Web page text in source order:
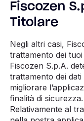
Fiscozen
Titolare
Negli altri casi,
trattamento dei
Fiscozen S.p.A.
trattamento dei
migliorare
finalità di sicurezza.
Relativamente al